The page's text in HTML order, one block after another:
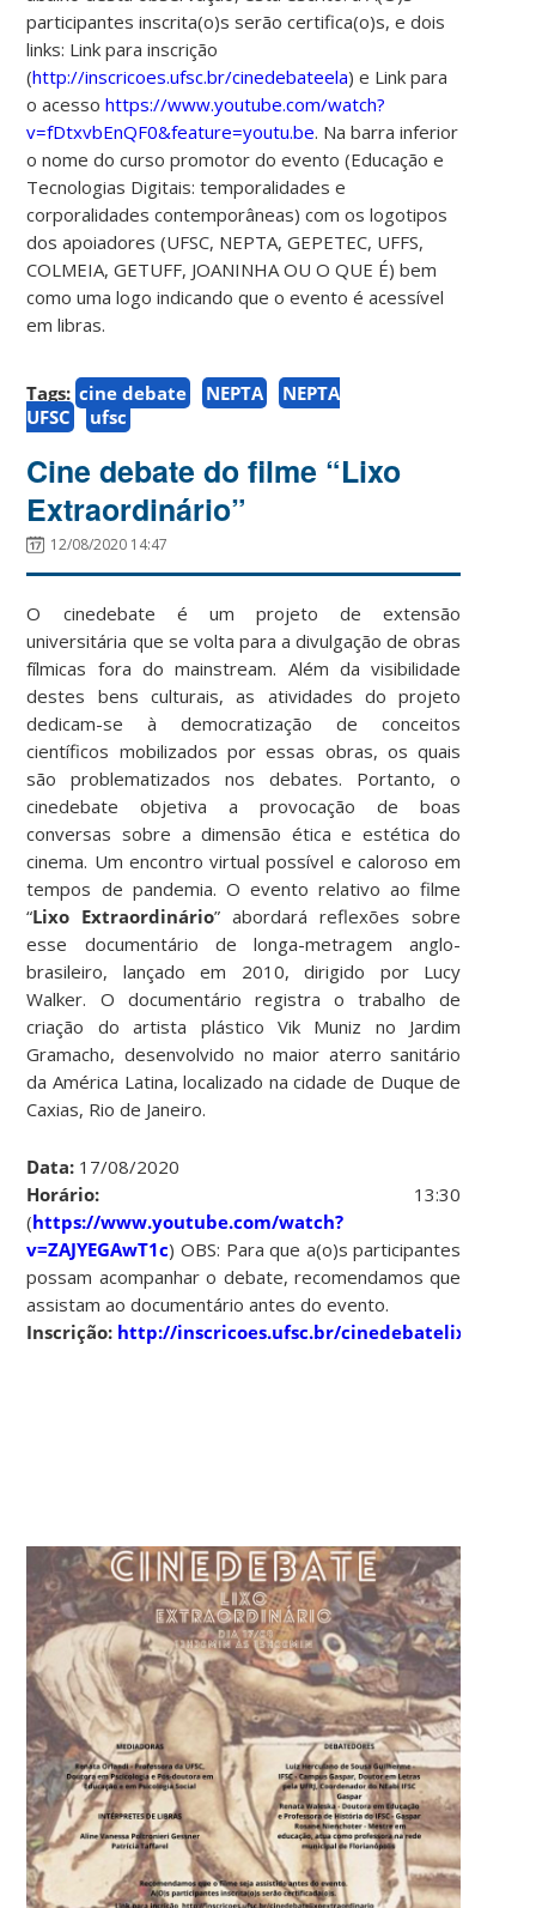
participantes inscrita(o)s serão certifica(o)s, e dois
links: Link para inscrição
(http://inscricoes.ufsc.br/cinedebateela) e Link para
o acessohttps://www.youtube.com/watch?
v=fDtxvbEnQF0&feature=youtu.be. Na barra inferior
o nome do curso promotor do evento (Educação e
Tecnologias Digitais: temporalidades e
corporalidades contemporâneas) com os logotipos
dos apoiadores (UFSC, NEPTA, GEPETEC, UFFS,
COLMEIA, GETUFF, JOANINHA OU O QUE É) bem
como uma logo indicando que o evento é acessível
em libras.
Tags: cine debate NEPTA
NEPTA
UFSC
ufsc
Cine debate do filme “Lixo
Extraordinário”
12/08/2020 14:47
O cinedebate é um projeto de extensão
universitária que se volta para a divulgação de obras
fílmicas fora do mainstream. Além da visibilidade
destes bens culturais, as atividades do projeto
dedicam-se à democratização de conceitos
científicos mobilizados por essas obras, os quais
são problematizados nos debates. Portanto, o
cinedebate objetiva a provocação de boas
conversas sobre a dimensão ética e estética do
cinema. Um encontro virtual possível e caloroso em
tempos de pandemia. O evento relativo ao filme
“Lixo Extraordinário” abordará reflexões sobre
esse documentário de longa-metragem anglo-
brasileiro, lançado em 2010, dirigido por Lucy
Walker. O documentário registra o trabalho de
criação do artista plástico Vik Muniz no Jardim
Gramacho, desenvolvido no maior aterro sanitário
da América Latina, localizado na cidade de Duque de
Caxias, Rio de Janeiro.
Data: 17/08/2020
Horário: 13:30
(https://www.youtube.com/watch?
v=ZAJYEGAwT1c) OBS: Para que a(o)s participantes
possam acompanhar o debate, recomendamos que
assistam ao documentário antes do evento.
Inscrição: http://inscricoes.ufsc.br/